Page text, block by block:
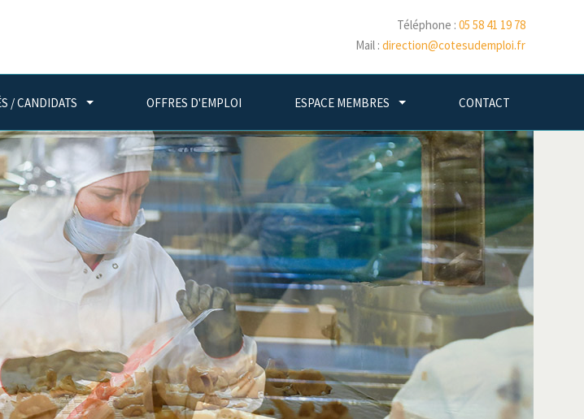
Téléphone : 05 58 41 19 78
Mail : direction@cotesudemploi.fr
/ CANDIDATS OFFRES D'EMPLOI ESPACE MEMBRES CONTACT